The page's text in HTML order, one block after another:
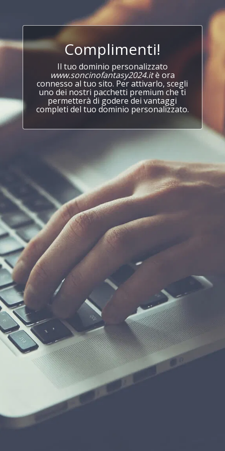
Complimenti!
Il tuo dominio personalizzato
www.soncinofantasy2024.itè ora
connesso al tuo sito. Per attivarlo, scegli
uno dei nostri pacchetti premium che ti
permetterà di godere dei vantaggi
completi del tuo dominio personalizzato.